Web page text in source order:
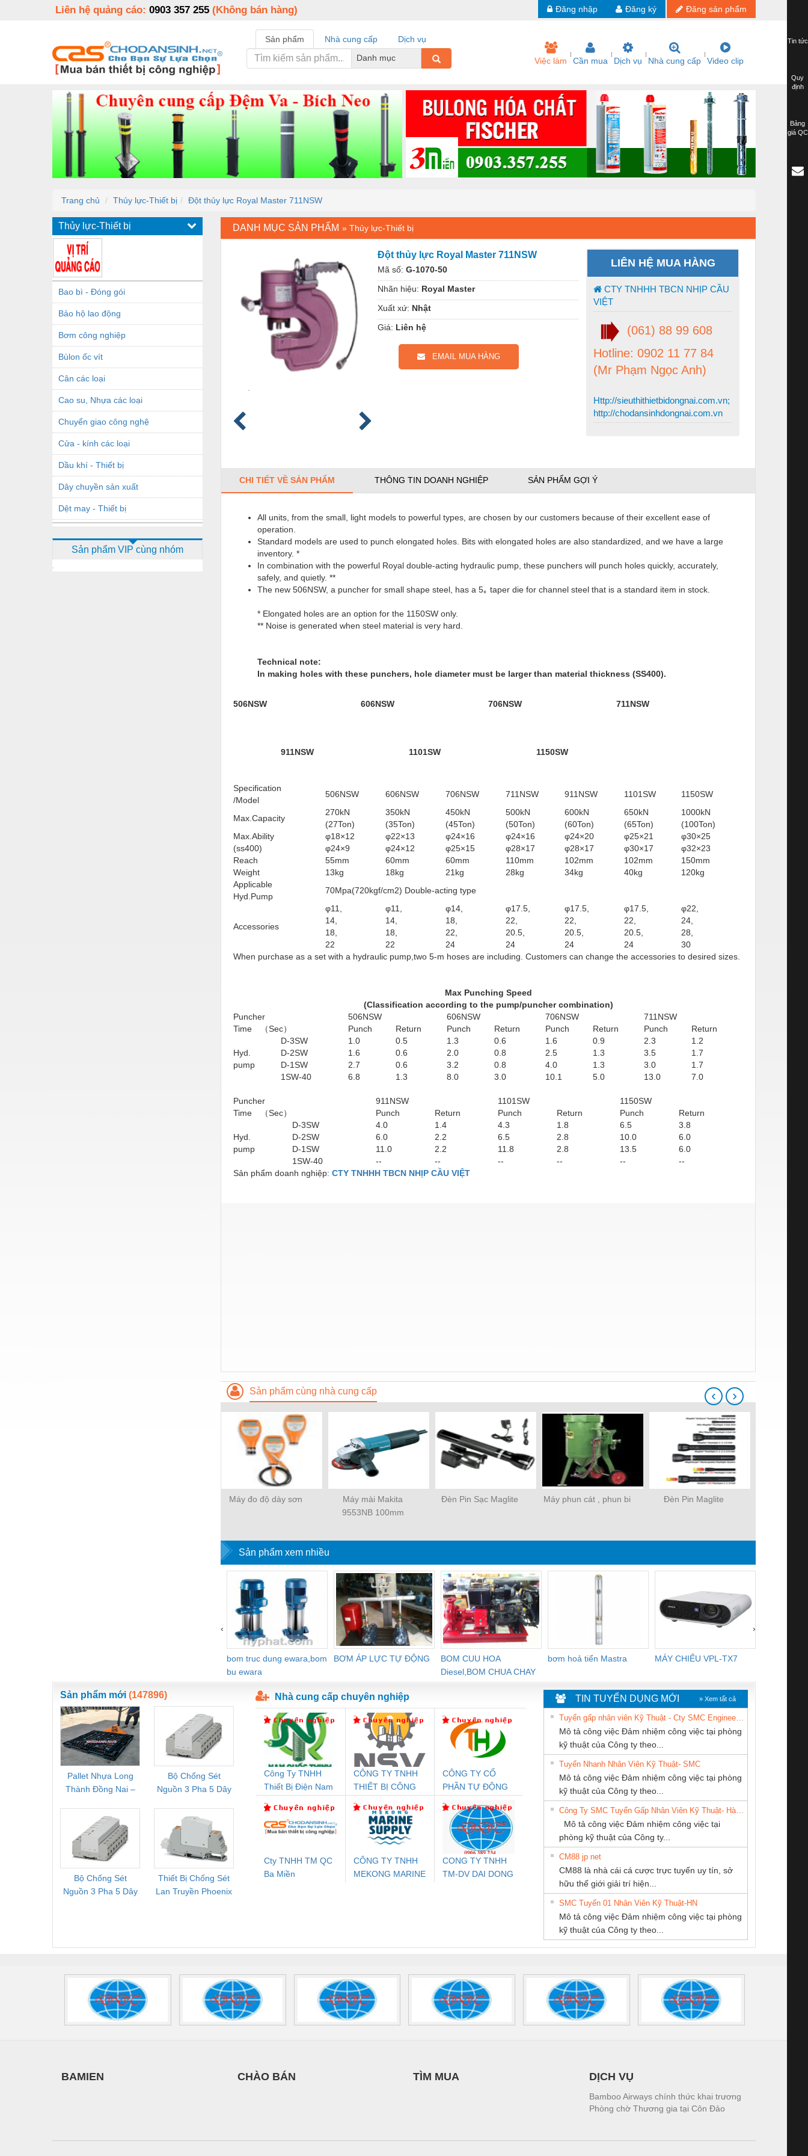
Liên hệ quảng cáo: 0903 357 255 (Không bán hàng) Đăng sản phẩm
Đăng ký
Đăng nhập
Sản phẩm Nhà cung cấp
Dịch vụ
Danh mục
Việc làm Cần mua Dịch vụ Nhà cung cấp Video clip
Trang chủ Thủy lực-Thiết bị Đột thủy lực Royal Master 711NSW
Thủy lực-Thiết bị
Bao bì - Đóng gói
Bảo hộ lao động
Bơm công nghiệp
Bùlon ốc vít
Cân các loại
Cao su, Nhựa các loại
Chuyển giao công nghệ
Cửa - kính các loại
Dầu khí - Thiết bị
Dây chuyền sản xuất
Dệt may - Thiết bị
Dịch vụ - Thi công
Xe máy - Phụ tùng
Xe tải - phụ tùng
Y khoa - Trang thiết bị
Sản phẩm VIP cùng nhóm
DANH MỤC SẢN PHẨM » Thủy lực-Thiết bị
Đột thủy lực Royal Master 711NSW
Mã số: G-1070-50
Nhãn hiệu: Royal Master
Xuất xứ: Nhật
Giá: Liên hệ
EMAIL MUA HÀNG
LIÊN HỆ MUA HÀNG
CTY TNHHH TBCN NHỊP CẦU
VIỆT
(061) 88 99 608
Hotline: 0902 11 77 84
(Mr Phạm Ngọc Anh)
Http://sieuthithietbidongnai.com.vn;
http://chodansinhdongnai.com.vn
CHI TIẾT VỀ SẢN PHẨM THÔNG TIN DOANH NGHIỆP SẢN PHẨM GỢI Ý
All units, from the small, light models to powerful types, are chosen by our customers because of their excellent ease of
operation.
Standard models are used to punch elongated holes. Bits with elongated holes are also standardized, and we have a large
inventory. *
In combination with the powerful Royal double-acting hydraulic pump, these punchers will punch holes quickly, accurately,
safely, and quietly. **
The new 506NSW, a puncher for small shape steel, has a 5｡ taper die for channel steel that is a standard item in stock.
* Elongated holes are an option for the 1150SW only.
** Noise is generated when steel material is very hard.
Technical note:
In making holes with these punchers, hole diameter must be larger than material thickness (SS400).
506NSW 606NSW 706NSW 711NSW
911NSW 1101SW 1150SW
Specification
/Model
506NSW 606NSW 706NSW 711NSW 911NSW 1101SW 1150SW
Max.Capacity
270kN
(27Ton)
350kN
(35Ton)
450kN
(45Ton)
500kN
(50Ton)
600kN
(60Ton)
650kN
(65Ton)
1000kN
(100Ton)
Max.Ability
(ss400)
φ18×12
φ24×9
φ22×13
φ24×12
φ24×16
φ25×15
φ24×16
φ28×17
φ24×20
φ28×17
φ25×21
φ30×17
φ30×25
φ32×23
Reach
55mm 60mm 60mm 110mm 102mm 102mm
150mm
Weight
13kg 18kg 21kg 28kg 34kg 40kg
120kg
Applicable
Hyd.Pump
70Mpa(720kgf/cm2) Double-acting type
Accessories
φ11,
14,
18,
22
φ11,
14,
18,
22
φ14,
18,
22,
24
φ17.5,
22,
20.5,
24
φ17.5,
22,
20.5,
24
φ17.5,
22,
20.5,
24
φ22,
24,
28,
30
When purchase as a set with a hydraulic pump,two 5-m hoses are including. Customers can change the accessories to desired sizes.
Max Punching Speed
(Classification according to the pump/puncher combination)
Puncher
506NSW 606NSW 706NSW
711NSW
Time （Sec）
Punch Return Punch Return Punch Return Punch Return
Hyd.
pump
D-3SW 1.0 0.5 1.3 0.6 1.6 0.9 2.3
1.2
D-2SW
1.6 0.6 2.0 0.8 2.5 1.3 3.5
1.7
D-1SW
2.7 0.6 3.2 0.8 4.0 1.3 3.0
1.7
1SW-40
6.8 1.3 8.0 3.0 10.1 5.0 13.0 7.0
Puncher 911NSW 1101SW
1150SW
Time （Sec）
Punch Return Punch Return Punch Return
Hyd.
pump
D-3SW 4.0 1.4 4.3 1.8 6.5
3.8
D-2SW
6.0 2.2 6.5 2.8 10.0
6.0
D-1SW
11.0 2.2 11.8 2.8 13.5
6.0
1SW-40
-- -- -- -- --
--
Sản phẩm doanh nghiệp: CTY TNHHH TBCN NHỊP CẦU VIỆT
Sản phẩm cùng nhà cung cấp
Máy đo độ dày sơn
Máy mài Makita
9553NB 100mm
Đèn Pin Sạc Maglite Máy phun cát , phun bi Đèn Pin Maglite
‹ ›
Sản phẩm xem nhiều
bom truc dung ewara,bom
bu ewara
BƠM ÁP LỰC TỰ ĐỘNG
BOM CUU HOA
Diesel,BOM CHUA CHAY
bơm hoả tiển Mastra MÁY CHIẾU VPL-TX7
‹ ›
Sản phẩm mới (147896)
Pallet Nhựa Long
Thành Đồng Nai –
Mới, Pallet Cũ Giá
Tốt
Bộ Chống Sét
Nguồn 3 Pha 5 Dây
FLT-SEC-P-T1-3S-
264/50-FM -
2909589
Bộ Chống Sét
Nguồn 3 Pha 5 Dây
Thiết Bị Chống Sét
Lan Truyền Phoenix
Rơ Le Đệm An Toàn
Phoenix Contact
PSR-PC20-1NO-
2700578
Rơ Le An Toàn
Phoenix Contact
PSR-SCP-
24UC/ESL4/3X1/1X2/B
- 2981059
Bộ Lưu Điện AC
Mô-đun Ắc Quy UPS
Bộ Lặp Tín Hiệu
PROFIBUS Phoenix
Contact PSI-REP-
PROFIBUS/12MB -
2708863
Rơ Le An Toàn
Phoenix Contact
2986960 – PSR-
SCP-
24DC/FSP/2X1/1X2
Rơ Le An Toàn
Bộ giám sát chuỗi
tấm pin
TRANSCLINIC 16I+
1K5 H (2502520000)
Bộ giám sát chuỗi
tấm pin
TRANSCLINIC 16I+
1K5 L (2433950000)
Bộ giám sát dòng
TRANSCLINIC 16I+
(2008130000)
Bộ chỉnh lưu nguồn
điện TRANSCLINIC
BKE 1K5.4
(7791400879)2. Giá
Nẹp nhôm chống
trơn Đà Nẵng
Nhà cung cấp chuyên nghiệp
Công Ty TNHH
Thiết Bị Điện Nam
CÔNG TY TNHH
THIẾT BỊ CÔNG
SETSUBI VIỆT
NAM
CÔNG TY CỔ
PHẦN TỰ ĐỘNG
Cty TNHH TM QC
Ba Miền
CÔNG TY TNHH
MEKONG MARINE
CONG TY TNHH
TM-DV DAI DONG
CÔNG TY TNHH
THƯƠNG MẠI
THIÊN ÂN VIỆT
NAM
CÔNG TY TNHH
KỸ THUẬT KTECH
VIỆT NAM
CÔNG TY CP TỰ
HƯNG
CÔNG TY TNHH
THƯƠNG MẠI
DỊCH VỤ KỸ
THUẬT ĐIỆN CƠ
GIA HƯNG PHÁT
company LTD
Thương Mại SX
TIN TUYỂN DỤNG MỚI » Xem tất cả
Mô tả công việc Đảm nhiệm công việc tại phòng
kỹ thuật của Công ty theo...
Tuyển Nhanh Nhân Viên Kỹ Thuật- SMC
Mô tả công việc Đảm nhiệm công việc tại phòng
kỹ thuật của Công ty theo...
Mô tả công việc Đảm nhiệm công việc tại
phòng kỹ thuật của Công ty...
CM88 jp net
CM88 là nhà cái cá cược trực tuyến uy tín, sở
hữu thế giới giải trí hiện...
SMC Tuyển 01 Nhân Viên Kỹ Thuật-HN
Mô tả công việc Đảm nhiệm công việc tại phòng
kỹ thuật của Công ty theo...
BAMIEN CHÀO BÁN TÌM MUA DỊCH VỤ
Bamboo Airways chính thức khai trương
Phòng chờ Thương gia tại Côn Đảo
Tin tức
Quy
định
Bảng
giá QC